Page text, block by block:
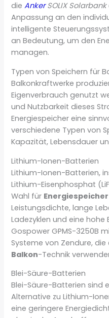
dieAnkerSOLIX Solarbank
Anpassung an den
intelligente
an Bedeutung, um den
managen.
Typen von Speichern für
Balkonkraftwerke
Eigenverbrauch genutzt
und Nutzbarkeit dieses
Energiespeicher eine
verschiedene Typen von
Kapazität, Lebensdauer
Lithium-Ionen-Batterien
Lithium-Ionen-Batterien,
Lithium-Eisenphosphat
Wahl für
Leistungsdichte, lange
Ladezyklen und eine hohe
Gospower GPMS-3250B
Systeme von Zendure, die
Balkon-Technik
Blei-Säure-Batterien
Blei-Säure-Batterien sind
Alternative zu Lithium-
eine geringere